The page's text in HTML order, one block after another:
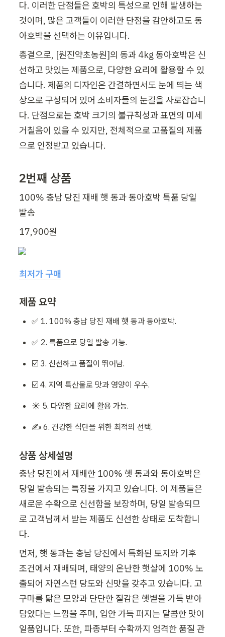
다. 이러한 단점들은 호박의 특성으로 인해 발생하는
것이며, 많은 고객들이 이러한 단점을 감안하고도 동
아호박을 선택하는 이유입니다.
총결으로, [원진약초농원]의 동과 4kg 동아호박은 신
선하고 맛있는 제품으로, 다양한 요리에 활용할 수 있
습니다. 제품의 디자인은 간결하면서도 눈에 띄는 색
상으로 구성되어 있어 소비자들의 눈길을 사로잡습니
다. 단점으로는 호박 크기의 불규칙성과 표면의 미세
거칠음이 있을 수 있지만, 전체적으로 고품질의 제품
으로 인정받고 있습니다.
2번째 상품
100% 충남 당진 재배 햇 동과 동아호박 특품 당일
발송
17,900원
최저가 구매
제품 요약
✅ 1. 100% 충남 당진 재배 햇 동과 동아호박.
✅ 2. 특품으로 당일 발송 가능.
☑️ 3. 신선하고 품질이 뛰어남.
☑️ 4. 지역 특산물로 맛과 영양이 우수.
☀️ 5. 다양한 요리에 활용 가능.
✍ 6. 건강한 식단을 위한 최적의 선택.
상품 상세설명
충남 당진에서 재배한 100% 햇 동과와 동아호박은
당일 발송되는 특징을 가지고 있습니다. 이 제품들은
새로운 수확으로 신선함을 보장하며, 당일 발송되므
로 고객님께서 받는 제품도 신선한 상태로 도착합니
다.
먼저, 햇 동과는 충남 당진에서 특화된 토지와 기후
조건에서 재배되며, 태양의 온난한 햇살에 100% 노
출되어 자연스런 당도와 신맛을 갖추고 있습니다. 고
구마를 닮은 모양과 단단한 질감은 햇볕을 가득 받아
담았다는 느낌을 주며, 입안 가득 퍼지는 달콤한 맛이
일품입니다. 또한, 파종부터 수확까지 엄격한 품질 관